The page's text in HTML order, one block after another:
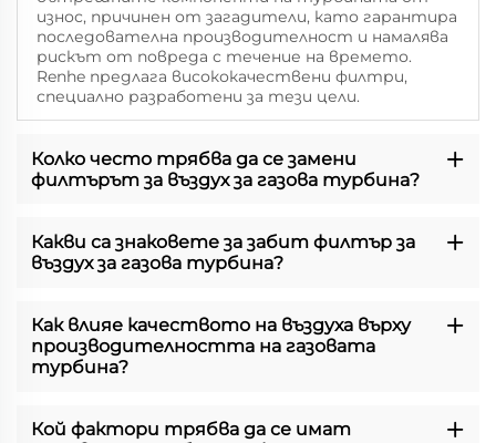
износ, причинен от загадители, като гарантира
последователна производителност и намалява
рискът от повреда с течение на времето.
Renhe предлага висококачествени филтри,
специално разработени за тези цели.
Колко често трябва да се замени
филтърът за въздух за газова турбина?
Какви са знаковете за забит филтър за
въздух за газова турбина?
Как влияе качеството на въздуха върху
производителността на газовата
турбина?
Кой фактори трябва да се имат